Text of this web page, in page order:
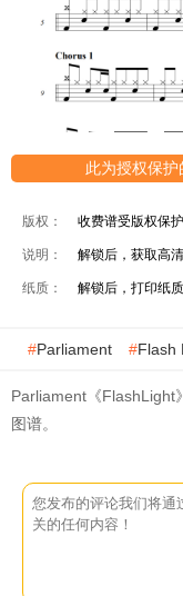
此为授权保
版权： 收费谱受版权保
说明： 解锁后，获取高
纸质： 解锁后，打印纸
Parliament Flash
Parliament《FlashLight
图谱。